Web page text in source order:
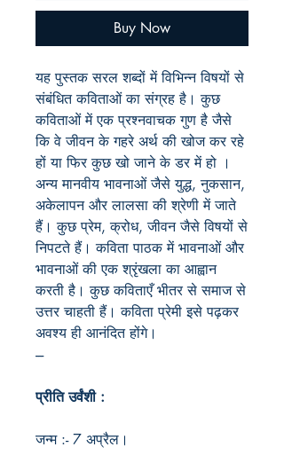
Buy Now
यह पुस्तक सरल शब्दों में विभिन्न विषयों से
संबंधित कविताओं का संग्रह है। कुछ
कविताओं में एक प्रश्नवाचक गुण है जैसे
कि वे जीवन के गहरे अर्थ की खोज कर रहे
हों या फिर कुछ खो जाने के डर में हो ।
अन्य मानवीय भावनाओं जैसे युद्ध, नुकसान,
अकेलापन और लालसा की श्रेणी में जाते
हैं। कुछ प्रेम, क्रोध, जीवन जैसे विषयों से
निपटते हैं। कविता पाठक में भावनाओं और
भावनाओं की एक श्रृंखला का आह्वान
करती है। कुछ कविताएँ भीतर से समाज से
उत्तर चाहती हैं। कविता प्रेमी इसे पढ़कर
अवश्य ही आनंदित होंगे।
---
प्रीति उर्वंशी :
जन्म :- 7 अप्रैल।